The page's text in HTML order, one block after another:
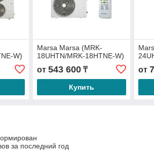
W)
Marsa Marsa (MRK-
18UHTN/MRK-18HTNE-W)
от 543 600₸
Купить
от
за последний год